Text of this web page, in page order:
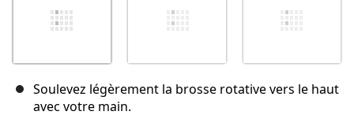
Soulevez légèrement la brosse rotative vers le haut
avec votre main.